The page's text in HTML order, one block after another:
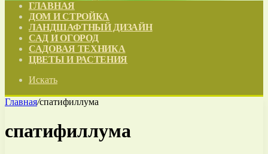
ГЛАВНАЯ
ДОМ И СТРОЙКА
ЛАНДШАФТНЫЙ ДИЗАЙН
САД И ОГОРОД
САДОВАЯ ТЕХНИКА
ЦВЕТЫ И РАСТЕНИЯ
Искать
Главная/спатифиллума
спатифиллума